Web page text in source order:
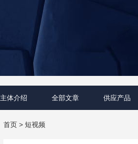
主体介绍 全部文章 供应产品
首页 > 短视频